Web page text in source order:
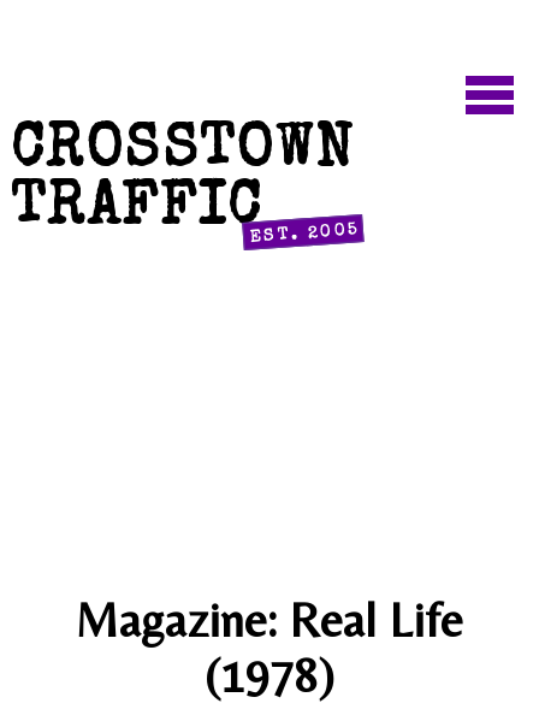
CROSSTOWN
TRAFFICEST. 2005
Magazine: Real Life
(1978)